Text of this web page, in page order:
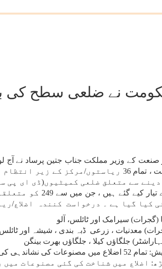
نے ضلعی سطح کی
صنعت کے وزیر مملکت جناب جتین پرساد نے آج
پہل کے تحت ، تمام 36 ریاستوں/
سے متعلق ضلعی کمیٹیوں(ڈی ای پی
کے مسودے
کیا گیا ہے ۔ درخواست کنندہ اضلاع/
(گجرات) سیرامک اور ٹائلس، آلو
معدنیات ، زرعی ڈبہ بندی ، شیشہ اور ٹائلس
جلگاؤں کیلا ، جلگاؤں بھرت بینگن
میں پیاز اور فارما ، اور اگر مالوا میں سنترے
اضلاع میں شناخت کی گئی مصنوعات